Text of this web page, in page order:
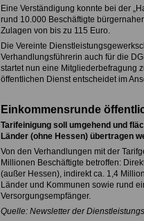
Eine Verständigung konnte bei der
rund 10.000 Beschäftigte
Zulagen von bis zu 115 Euro.
Die Vereinte
Verhandlungsführerin auch für die
startet nun eine Mitgliederbefragung
öffentlichen Dienst entscheidet im
Einkommensrunde
Tarifeinigung soll umgehend und
Länder (ohne Hessen) übertragen
Von den Verhandlungen mit der
Millionen Beschäftigte betroffen:
(außer Hessen), indirekt ca. 1,4
Länder und Kommunen sowie rund
Versorgungsempfänger.
Quelle: Newsletter der